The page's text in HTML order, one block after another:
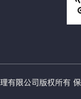
限公司版权所有